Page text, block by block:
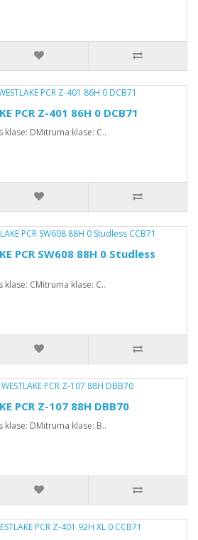
PCR Z-401 86H 0 DCB71
klase: DMitruma klase: C..
PCR SW608 88H 0 Studless
klase: CMitruma klase: C..
PCR Z-107 88H DBB70
klase: DMitruma klase: B..